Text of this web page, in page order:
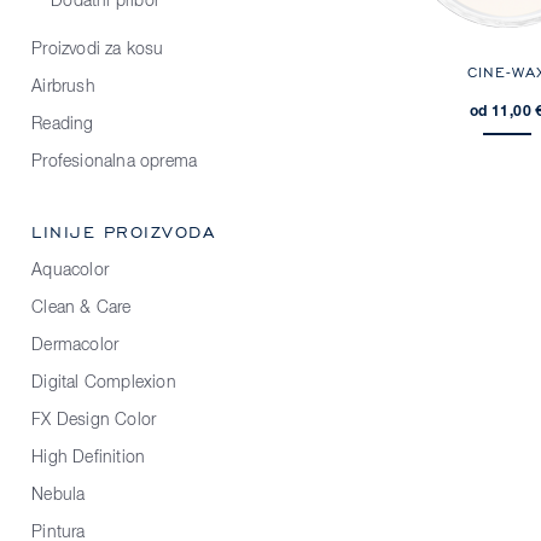
Proizvodi za kosu
Airbrush
Reading
Profesionalna oprema
LINIJE PROIZVODA
Aquacolor
Clean & Care
Dermacolor
Digital Complexion
FX Design Color
High Definition
Nebula
Pintura
CINE-
od 11,00